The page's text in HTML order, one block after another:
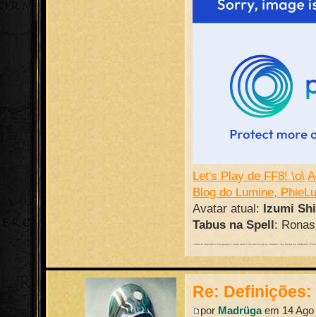
Let's Play de FF8! \o\
Blog do Lumine,
Avatar atual: Izumi
Tabus na Spell:
I return to help burn / Your people's future down / You destroyed my children / You forced my retribution /
Re:
por Madrügaem 14 Ago